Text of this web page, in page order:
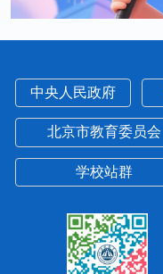
中央人民政府
北京市教育委员会
学校站群